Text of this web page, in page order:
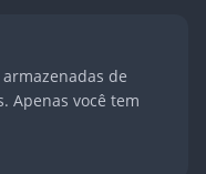
de
Apenas você tem